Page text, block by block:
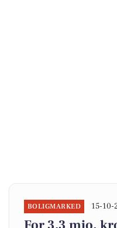
BOLIGMARKED 15-10-